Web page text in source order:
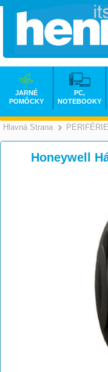
Hlavná Strana PERIFÉRIE
Honeywell
JARNÉ
POMÔCKY
PC,
NOTEBOOKY